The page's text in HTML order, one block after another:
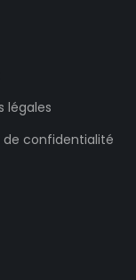
légales
de confidentialité